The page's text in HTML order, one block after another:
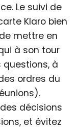
Le suivi de
Klaro bien
mettre en
à son tour
à
ordres du
décisions
et évitez